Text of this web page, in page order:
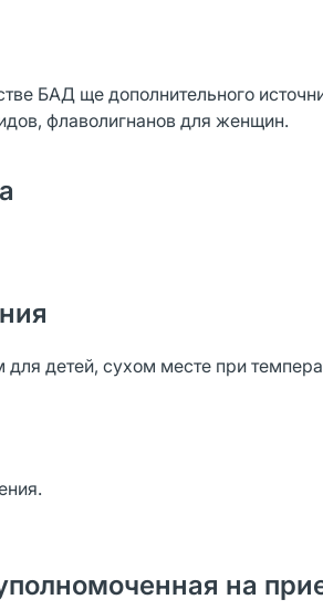
БАД ще дополнительного
флаволигнанов для женщин.
для детей, сухом месте при
на